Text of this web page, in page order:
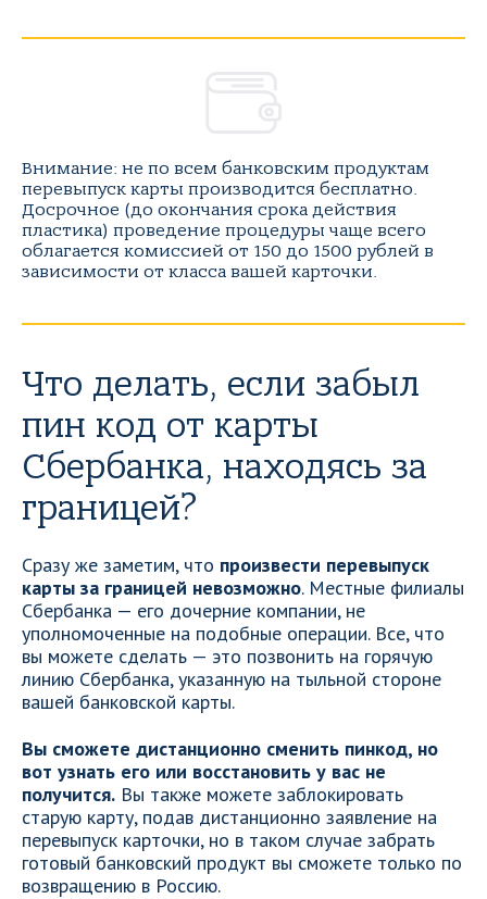
Внимание: не по всем банковским продуктам
перевыпуск карты производится бесплатно.
Досрочное (до окончания срока действия
пластика) проведение процедуры чаще всего
облагается комиссией от 150 до 1500 рублей в
зависимости от класса вашей карточки.
Что делать, если забыл
пин код от карты
Сбербанка, находясь за
границей?
Сразу же заметим, что произвести перевыпуск
карты за границей невозможно. Местные филиалы
Сбербанка — его дочерние компании, не
уполномоченные на подобные операции. Все, что
вы можете сделать — это позвонить на горячую
линию Сбербанка, указанную на тыльной стороне
вашей банковской карты.
Вы сможете дистанционно сменить пинкод, но
вот узнать его или восстановить у вас не
получится. Вы также можете заблокировать
старую карту, подав дистанционно заявление на
перевыпуск карточки, но в таком случае забрать
готовый банковский продукт вы сможете только по
возвращению в Россию.